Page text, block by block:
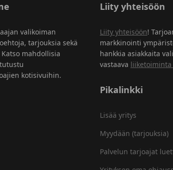
valikoiman
tarjouksia sekä
mahdollisia
kotisivuihin.
Liity yhteisöön
Liity yhteisöön!
markkinointi
hankkia asiakkaita
vastaava liiketoiminta
Pikalinkki
Lisää yritys
Myydään (tarjouksia)
Palvelun tarjoajat